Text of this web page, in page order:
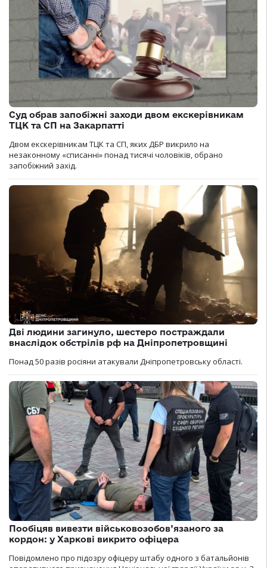
Суд обрав запобіжні заходи двом екскерівникам
ТЦК та СП на Закарпатті
Двом екскерівникам ТЦК та СП, яких ДБР викрило на
незаконному «списанні» понад тисячі чоловіків, обрано
запобіжний захід.
Дві людини загинуло, шестеро постраждали
внаслідок обстрілів рф на Дніпропетровщині
Понад 50 разів росіяни атакували Дніпропетровську області.
Пообіцяв вивезти військовозобов’язаного за
кордон: у Харкові викрито офіцера
Повідомлено про підозру офіцеру штабу одного з батальйонів